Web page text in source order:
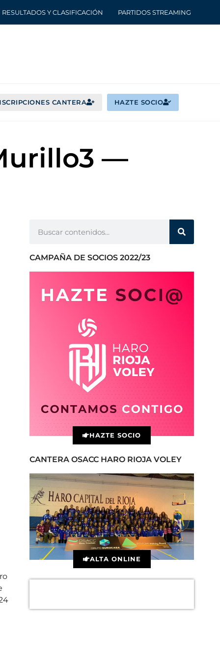
RESULTADOS Y CLASIFICACIÓN PARTIDOS STREAMING
CANTERA HAZTE SOCIO
—
CAMPAÑA DE SOCIOS 2022/23
HAZTE SOCIO
CANTERA OSACC HARO RIOJA VOLEY
ALTA ONLINE